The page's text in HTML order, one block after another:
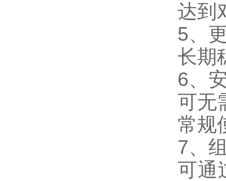
达到
5、
长期
6、
可无
常规
7、
可通